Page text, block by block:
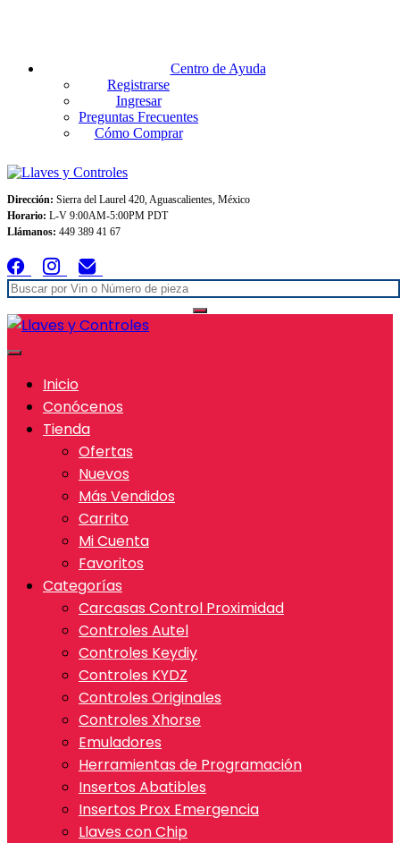
Centro de Ayuda
Registrarse
Ingresar
Preguntas Frecuentes
Cómo Comprar
Dirección: Sierra del Laurel 420, Aguascalientes, México
Horario: L-V 9:00AM-5:00PM PDT
Llámanos: 449 389 41 67
Inicio
Conócenos
Tienda
Ofertas
Nuevos
Más Vendidos
Carrito
Mi Cuenta
Favoritos
Categorías
Carcasas Control Proximidad
Controles Autel
Controles Keydiy
Controles KYDZ
Controles Originales
Controles Xhorse
Emuladores
Herramientas de Programación
Insertos Abatibles
Insertos Prox Emergencia
Llaves con Chip